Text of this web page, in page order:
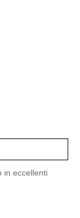
in eccellenti